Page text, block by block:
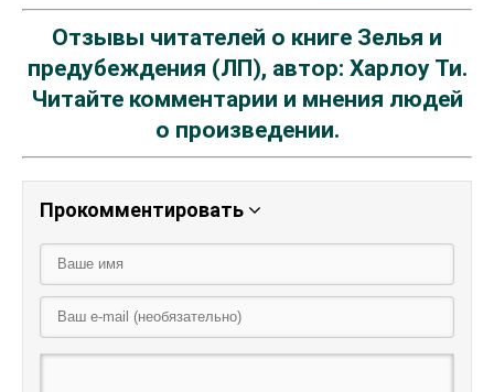
Отзывы читателей о книге Зелья и
предубеждения (ЛП), автор: Харлоу Ти.
Читайте комментарии и мнения людей
о произведении.
Прокомментировать